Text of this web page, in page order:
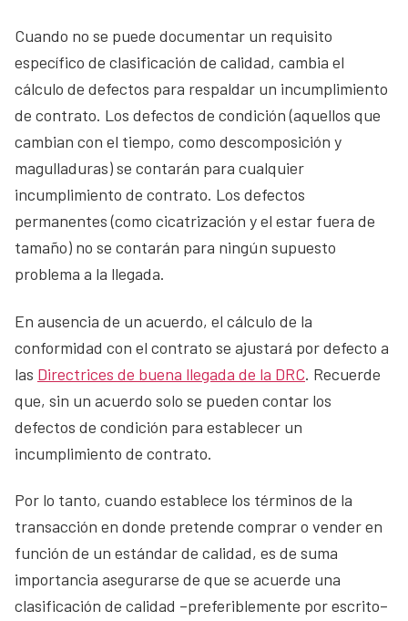
Cuando no se puede documentar un requisito
específico de clasificación de calidad, cambia el
cálculo de defectos para respaldar un incumplimiento
de contrato. Los defectos de condición (aquellos que
cambian con el tiempo, como descomposición y
magulladuras) se contarán para cualquier
incumplimiento de contrato. Los defectos
permanentes (como cicatrización y el estar fuera de
tamaño) no se contarán para ningún supuesto
problema a la llegada.
En ausencia de un acuerdo, el cálculo de la
conformidad con el contrato se ajustará por defecto a
las Directrices de buena llegada de la DRC. Recuerde
que, sin un acuerdo solo se pueden contar los
defectos de condición para establecer un
incumplimiento de contrato.
Por lo tanto, cuando establece los términos de la
transacción en donde pretende comprar o vender en
función de un estándar de calidad, es de suma
importancia asegurarse de que se acuerde una
clasificación de calidad –preferiblemente por escrito–